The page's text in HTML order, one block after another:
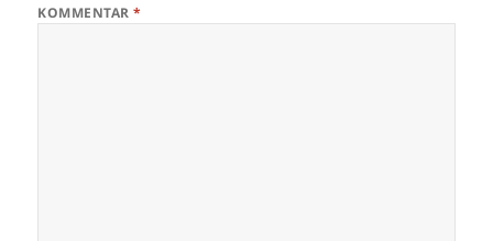
KOMMENTAR*